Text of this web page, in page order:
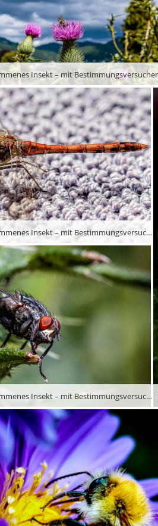
Ein im Garten aufgenommenes Insekt – mit Bestimmungsversuchen halte ich mich mangels Fachwissen lieber zurück …
Ein im Garten aufgenommenes Insekt – mit Bestimmungsversuchen halte ich mich mangels Fachwissen lieber zurück …